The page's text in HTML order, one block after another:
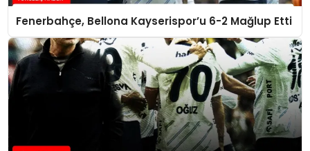
Fenerbahçe, Bellona Kayserispor’u 6-2 Mağlup Etti